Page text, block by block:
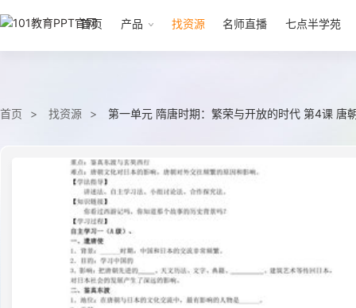
首页 产品 找资源 名师直播 七点半学苑
首页 找资源 第一单元 隋唐时期：繁荣与开放的时代 第4课 唐